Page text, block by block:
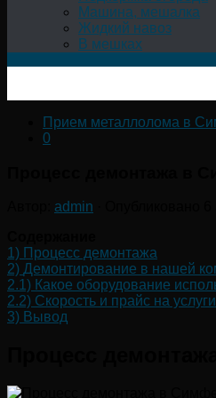
Машина, мешалка
Жидкий навоз
В мешках
Прием металлолома в
0
admin
1) Процесс демонтажа
2) Демонтирование в нашей
2.1) Какое оборудование
2.2) Скорость и прайс на услуги
3) Вывод